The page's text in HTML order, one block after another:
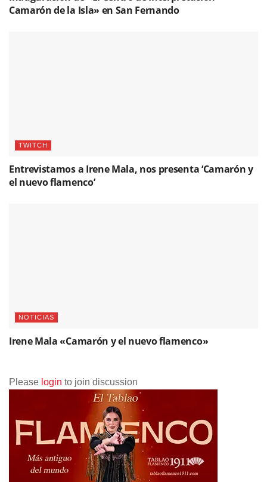
Camarón de la Isla» en San Fernando
TWITCH
Entrevistamos a Irene Mala, nos presenta ‘Camarón y
el nuevo flamenco’
NOTICIAS
Irene Mala «Camarón y el nuevo flamenco»
Please login to join discussion